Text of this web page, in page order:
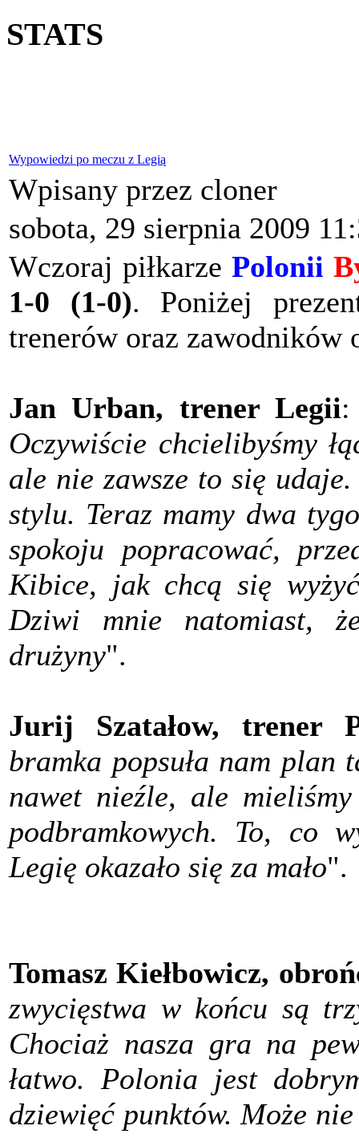
STATS
Wypowiedzi po meczu z Legią
Wpisany przez cloner
sobota, 29 sierpnia 2009
Wczoraj piłkarzePolonii
1-0 (1-0). Poniżej
trenerów oraz zawodników
Jan Urban, trener Legii
Oczywiście chcielibyśmy
ale nie zawsze to się
stylu. Teraz mamy dwa
spokoju popracować,
Kibice, jak chcą się
Dziwi mnie natomiast,
drużyny".
Jurij Szatałow, trener
bramka popsuła nam plan
nawet nieźle, ale
podbramkowych. To, co
Legię okazało się za mało".
Tomasz Kiełbowicz,
zwycięstwa w końcu są
Chociaż nasza gra na
łatwo. Polonia jest
dziewięć punktów. Może